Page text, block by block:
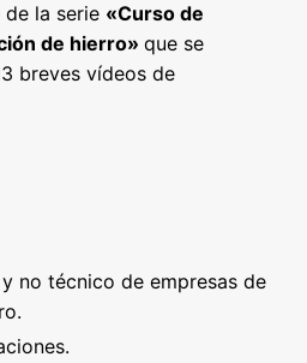
la serie «Curso de
de hierro» que se
breves vídeos de
no técnico de empresas de